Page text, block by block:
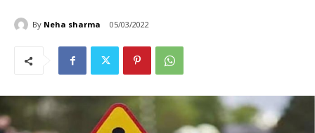
By Neha sharma 05/03/2022